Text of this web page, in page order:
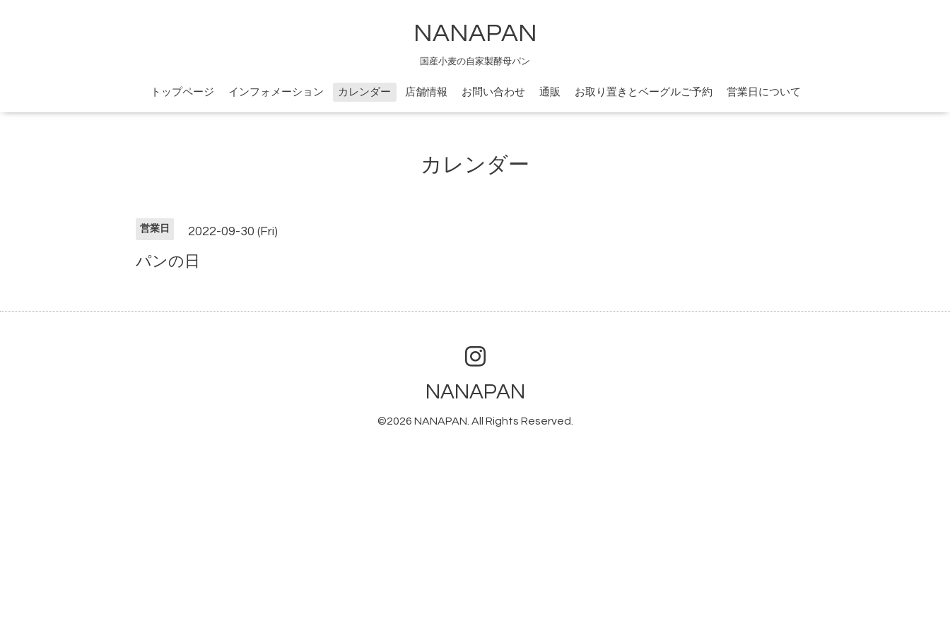
NANAPAN
国産小麦の自家製酵母パン
トップページ インフォメーション カレンダー 店舗情報 お問い合わせ 通販 お取り置きとベーグルご予約 営業日について
カレンダー
営業日 2022-09-30 (Fri)
パンの日
NANAPAN
©2026 NANAPAN . All Rights Reserved.